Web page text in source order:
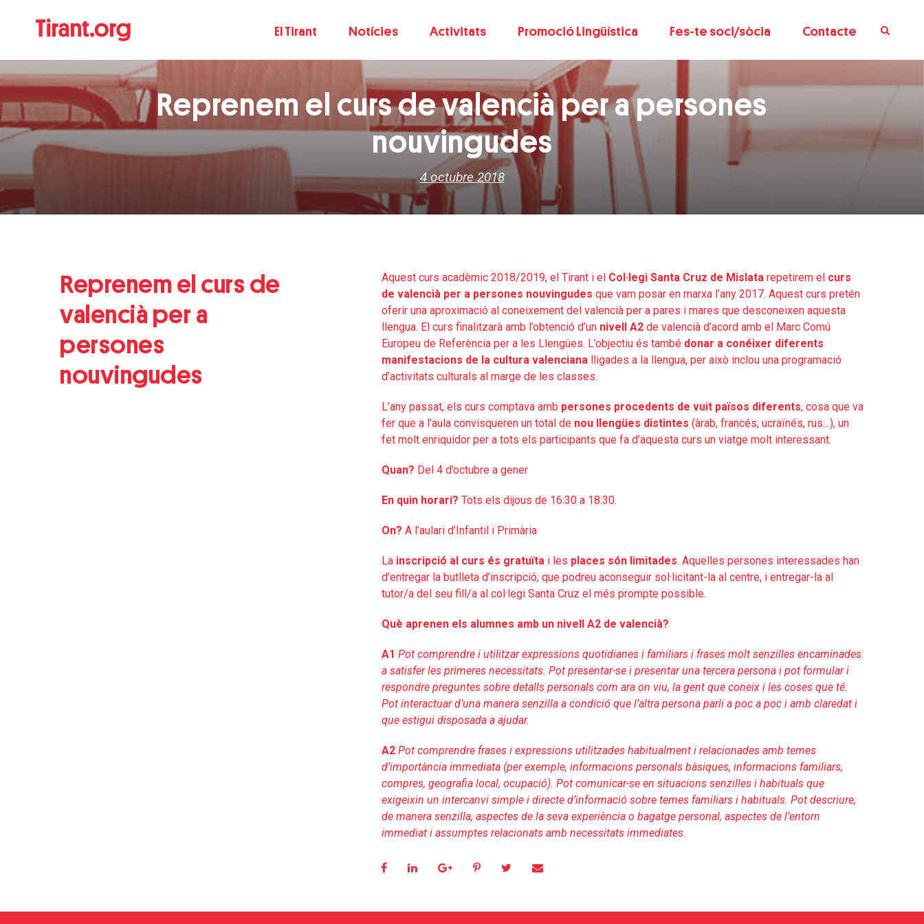
El Tirant Notícies Activitats Promoció Lingüística Fes-te soci/sòcia Contacte
Reprenem el curs de valencià per a persones
nouvingudes
4 octubre 2018
Reprenem el curs de
valencià per a
persones
nouvingudes
Aquest curs acadèmic 2018/2019, el Tirant i el Col·legi Santa Cruz de Mislata repetirem el curs
de valencià per a persones nouvingudes que vam posar en marxa l’any 2017. Aquest curs pretén
oferir una aproximació al coneixement del valencià per a pares i mares que desconeixen aquesta
llengua. El curs finalitzarà amb l’obtenció d’un nivell A2 de valencià d’acord amb el Marc Comú
Europeu de Referència per a les Llengües. L’objectiu és també donar a conéixer diferents
manifestacions de la cultura valenciana lligades a la llengua, per això inclou una programació
d’activitats culturals al marge de les classes.
L’any passat, els curs comptava amb persones procedents de vuit països diferents, cosa que va
fer que a l’aula convisqueren un total de nou llengües distintes (àrab, francés, ucraïnés, rus…), un
fet molt enriquidor per a tots els participants que fa d’aquesta curs un viatge molt interessant.
Quan? Del 4 d’octubre a gener
En quin horari? Tots els dijous de 16:30 a 18:30.
On? A l’aulari d’Infantil i Primària
La inscripció al curs és gratuïta i les places són limitades. Aquelles persones interessades han
d’entregar la butlleta d’inscripció, que podreu aconseguir sol·licitant-la al centre, i entregar-la al
tutor/a del seu fill/a al col·legi Santa Cruz el més prompte possible.
Què aprenen els alumnes amb un nivell A2 de valencià?
A1 Pot comprendre i utilitzar expressions quotidianes i familiars i frases molt senzilles encaminades
a satisfer les primeres necessitats. Pot presentar-se i presentar una tercera persona i pot formular i
respondre preguntes sobre detalls personals com ara on viu, la gent que coneix i les coses que té.
Pot interactuar d’una manera senzilla a condició que l’altra persona parli a poc a poc i amb claredat i
que estigui disposada a ajudar.
A2 Pot comprendre frases i expressions utilitzades habitualment i relacionades amb temes
d’importància immediata (per exemple, informacions personals bàsiques, informacions familiars,
compres, geografia local, ocupació). Pot comunicar-se en situacions senzilles i habituals que
exigeixin un intercanvi simple i directe d’informació sobre temes familiars i habituals. Pot descriure,
de manera senzilla, aspectes de la seva experiència o bagatge personal, aspectes de l’entorn
immediat i assumptes relacionats amb necessitats immediates.